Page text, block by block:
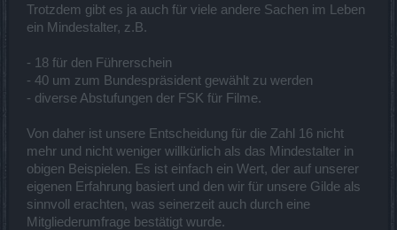
Trotzdem gibt es ja auch für viele andere Sachen im Leben
ein Mindestalter, z.B.
- 18 für den Führerschein
- 40 um zum Bundespräsident gewählt zu werden
- diverse Abstufungen der FSK für Filme.
Von daher ist unsere Entscheidung für die Zahl 16 nicht
mehr und nicht weniger willkürlich als das Mindestalter in
obigen Beispielen. Es ist einfach ein Wert, der auf unserer
eigenen Erfahrung basiert und den wir für unsere Gilde als
sinnvoll erachten, was seinerzeit auch durch eine
Mitgliederumfrage bestätigt wurde.